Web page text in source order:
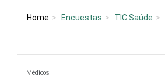
Home Encuestas TIC Saúde
Médicos